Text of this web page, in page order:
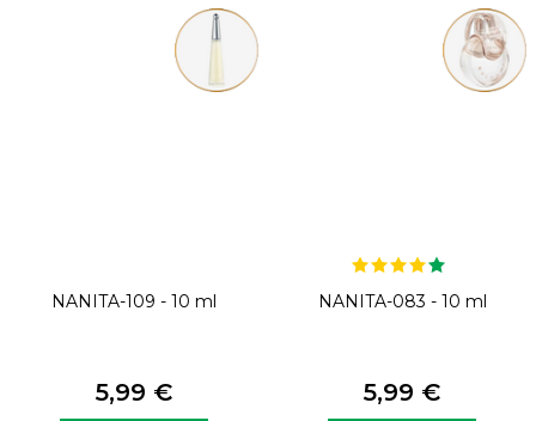
NANITA-109 - 10 ml
5,99 €
NANITA-083 - 10 ml
5,99 €